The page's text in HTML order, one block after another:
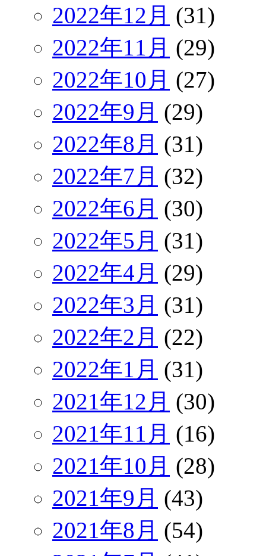
2022年12月 (31)
2022年11月 (29)
2022年10月 (27)
2022年9月 (29)
2022年8月 (31)
2022年7月 (32)
2022年6月 (30)
2022年5月 (31)
2022年4月 (29)
2022年3月 (31)
2022年2月 (22)
2022年1月 (31)
2021年12月 (30)
2021年11月 (16)
2021年10月 (28)
2021年9月 (43)
2021年8月 (54)